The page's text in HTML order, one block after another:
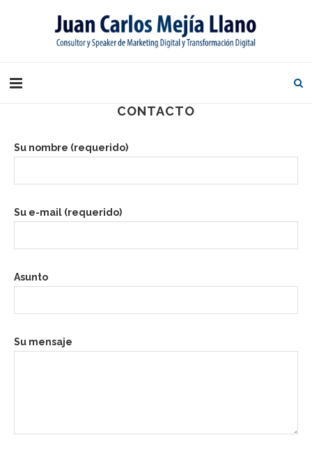
CONTACTO
Su nombre (requerido)
Su e-mail (requerido)
Asunto
Su mensaje